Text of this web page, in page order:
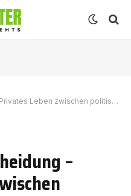
politischer Verantwortung und öffentlichem Interesse
–